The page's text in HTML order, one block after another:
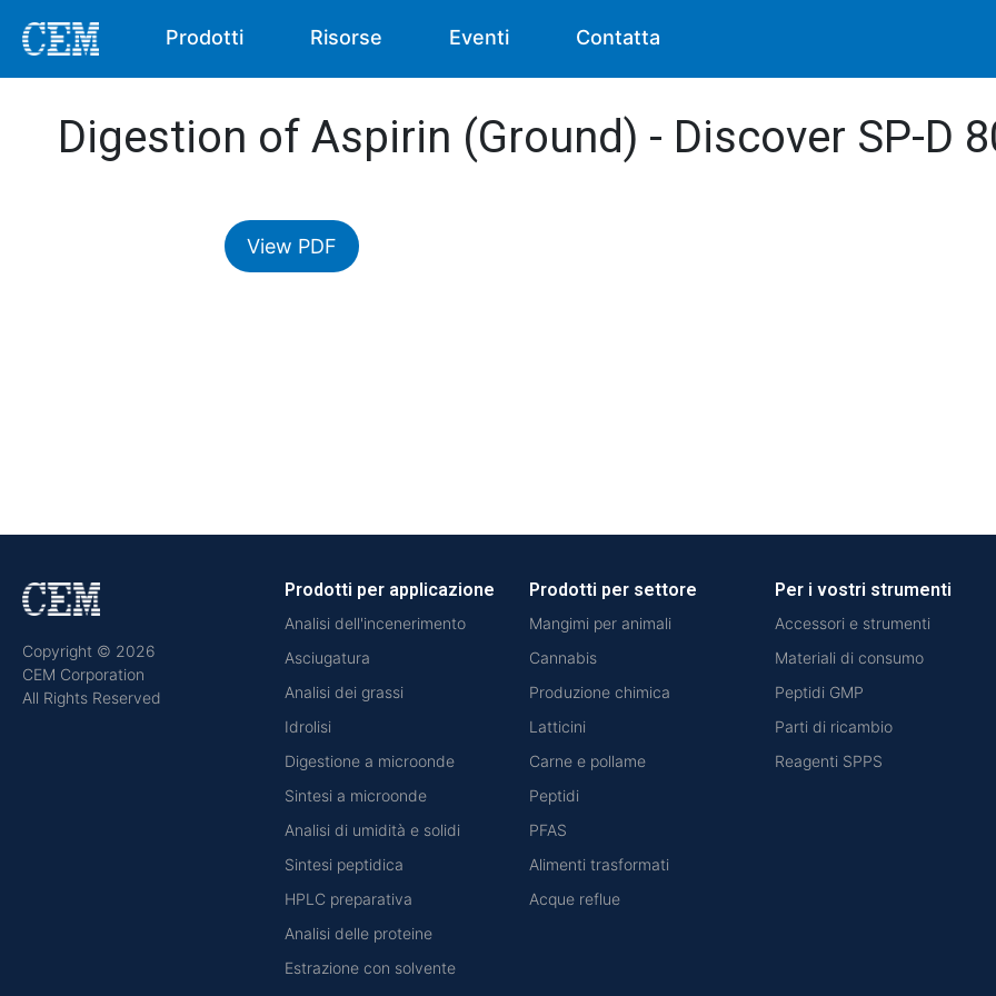
Prodotti Risorse Eventi Contatta
Digestion of Aspirin (Ground) - Discover SP-D
View PDF
Copyright © 2026
CEM Corporation
All Rights Reserved
Prodotti per applicazione
Analisi dell'incenerimento
Asciugatura
Analisi dei grassi
Idrolisi
Digestione a microonde
Sintesi a microonde
Analisi di umidità e solidi
Sintesi peptidica
HPLC preparativa
Analisi delle proteine
Estrazione con solvente
Prodotti per settore
Mangimi per animali
Cannabis
Produzione chimica
Latticini
Carne e pollame
Peptidi
PFAS
Alimenti trasformati
Acque reflue
Per i vostri strumenti
Accessori e strumenti
Materiali di consumo
Peptidi GMP
Parti di ricambio
Reagenti SPPS